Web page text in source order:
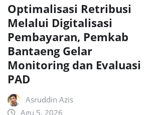
Optimalisasi Retribusi
Melalui Digitalisasi
Pembayaran, Pemkab
Bantaeng Gelar
Monitoring dan Evaluasi
PAD
Asruddin Azis
Agu 5, 2026